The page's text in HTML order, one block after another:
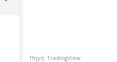
Πηγή: TradingView